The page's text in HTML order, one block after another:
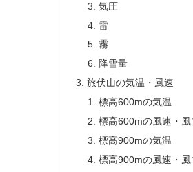
気圧
雷
霧
降雪量
旅伏山の気温・風速
標高600mの気温
標高600mの風速・風
標高900mの気温
標高900mの風速・風